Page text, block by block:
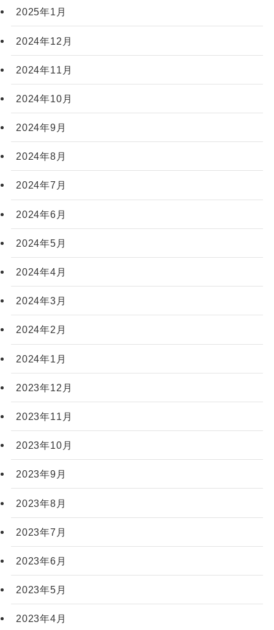
2025年1月
2024年12月
2024年11月
2024年10月
2024年9月
2024年8月
2024年7月
2024年6月
2024年5月
2024年4月
2024年3月
2024年2月
2024年1月
2023年12月
2023年11月
2023年10月
2023年9月
2023年8月
2023年7月
2023年6月
2023年5月
2023年4月